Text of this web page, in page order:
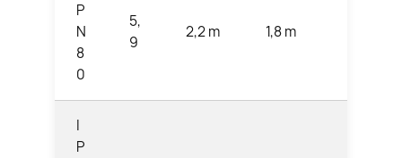
P
N
8
0
5,
9
2,2 m 1,8 m
I
P